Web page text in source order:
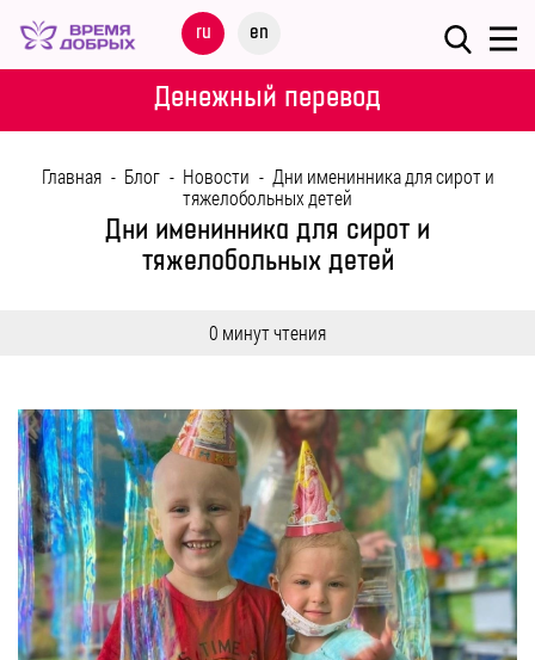
ru en
Меню
НАШИ
МЕРОПРИЯТИЯ
ПОМОЩЬ
БЛОГ
Денежный перевод
Главная - Блог - Новости - Дни именинника для сирот и
тяжелобольных детей
Дни именинника для сирот и
тяжелобольных детей
0 минут чтения